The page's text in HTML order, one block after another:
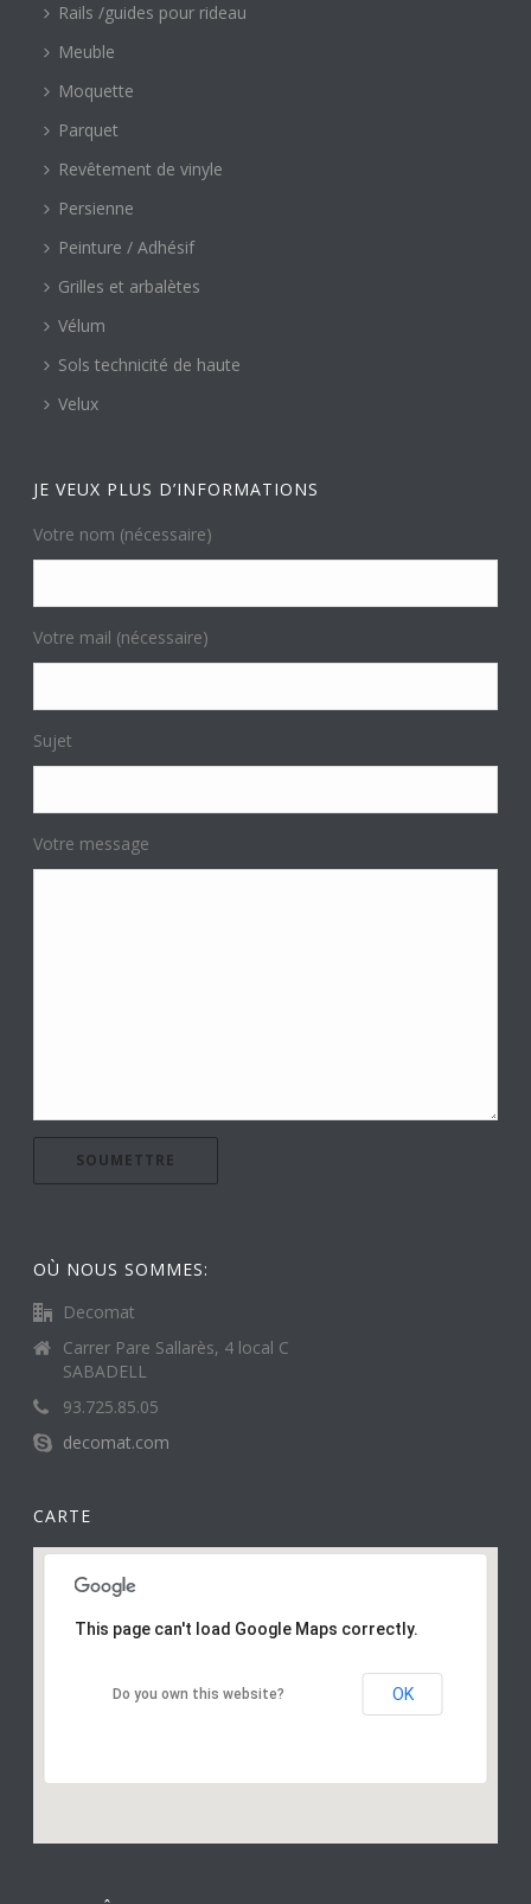
Rails /guides pour rideau
Meuble
Moquette
Parquet
Revêtement de vinyle
Persienne
Peinture / Adhésif
Grilles et arbalètes
Vélum
Sols technicité de haute
Velux
JE VEUX PLUS D’INFORMATIONS
Votre nom (nécessaire)
Votre mail (nécessaire)
Sujet
Votre message
OÙ NOUS SOMMES:
Decomat
Carrer Pare Sallarès, 4 local C
SABADELL
93.725.85.05
decomat.com
CARTE
This page can't load Google Maps correctly.
Do you own this website? OK